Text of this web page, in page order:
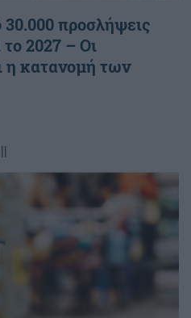
προσλήψεις
2027 – Οι
η κατανομή των
||